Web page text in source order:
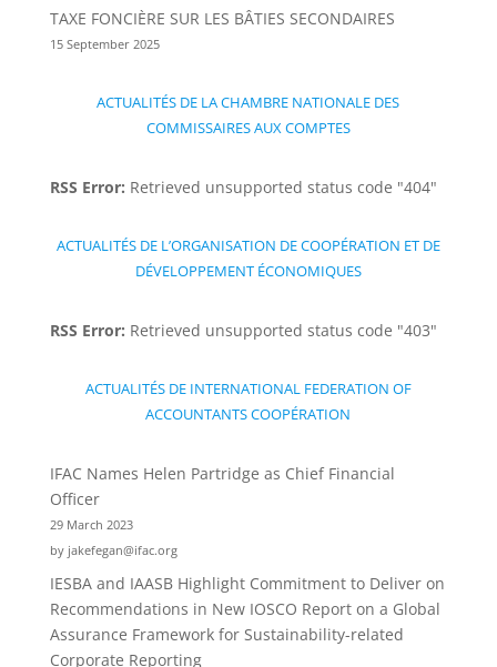
TAXE FONCIÈRE SUR LES BÂTIES SECONDAIRES
15 September 2025
ACTUALITÉS DE LA CHAMBRE NATIONALE DES
COMMISSAIRES AUX COMPTES
RSS Error: Retrieved unsupported status code "404"
ACTUALITÉS DE L’ORGANISATION DE COOPÉRATION ET DE
DÉVELOPPEMENT ÉCONOMIQUES
RSS Error: Retrieved unsupported status code "403"
ACTUALITÉS DE INTERNATIONAL FEDERATION OF
ACCOUNTANTS COOPÉRATION
IFAC Names Helen Partridge as Chief Financial
Officer
29 March 2023
by jakefegan@ifac.org
IESBA and IAASB Highlight Commitment to Deliver on
Recommendations in New IOSCO Report on a Global
Assurance Framework for Sustainability-related
Corporate Reporting